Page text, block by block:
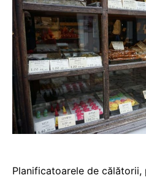
Planificatoarele de călătorii,